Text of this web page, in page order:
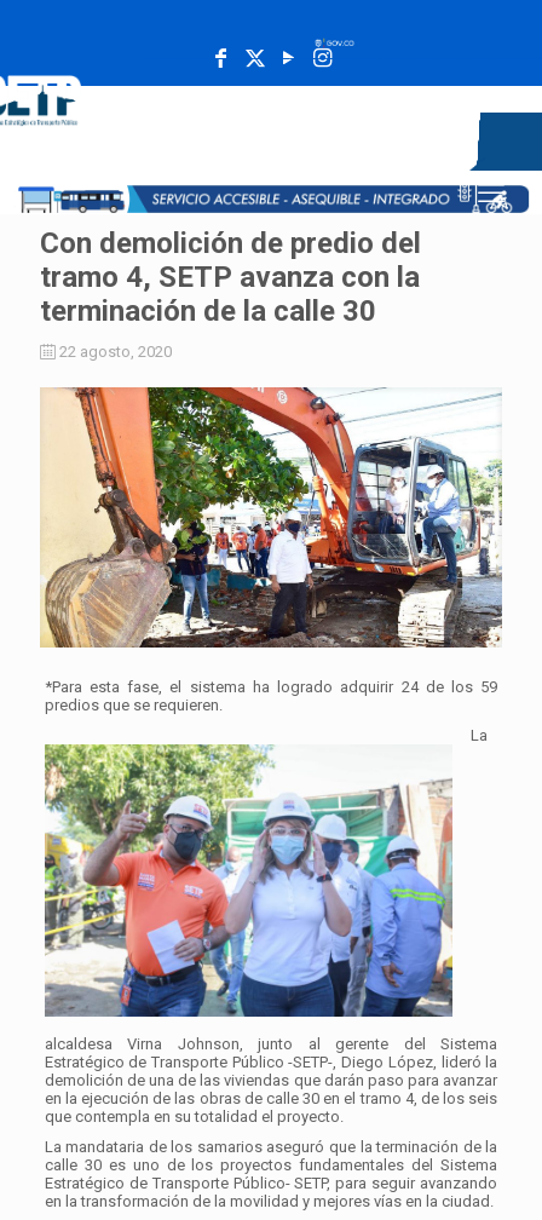
Con demolición de predio del
tramo 4, SETP avanza con la
terminación de la calle 30
22 agosto, 2020
*Para esta fase, el sistema ha logrado adquirir 24 de los 59
predios que se requieren.
La
alcaldesa Virna Johnson, junto al gerente del Sistema
Estratégico de Transporte Público -SETP-, Diego López, lideró la
demolición de una de las viviendas que darán paso para avanzar
en la ejecución de las obras de calle 30 en el tramo 4, de los seis
que contempla en su totalidad el proyecto.
La mandataria de los samarios aseguró que la terminación de la
calle 30 es uno de los proyectos fundamentales del Sistema
Estratégico de Transporte Público- SETP, para seguir avanzando
en la transformación de la movilidad y mejores vías en la ciudad.